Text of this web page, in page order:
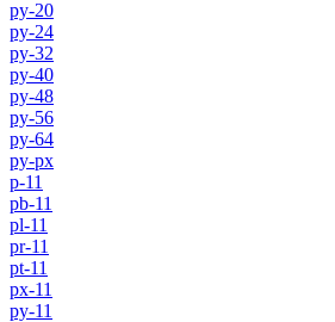
py-20
py-24
py-32
py-40
py-48
py-56
py-64
py-px
p-11
pb-11
pl-11
pr-11
pt-11
px-11
py-11